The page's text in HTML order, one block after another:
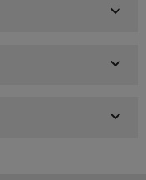


